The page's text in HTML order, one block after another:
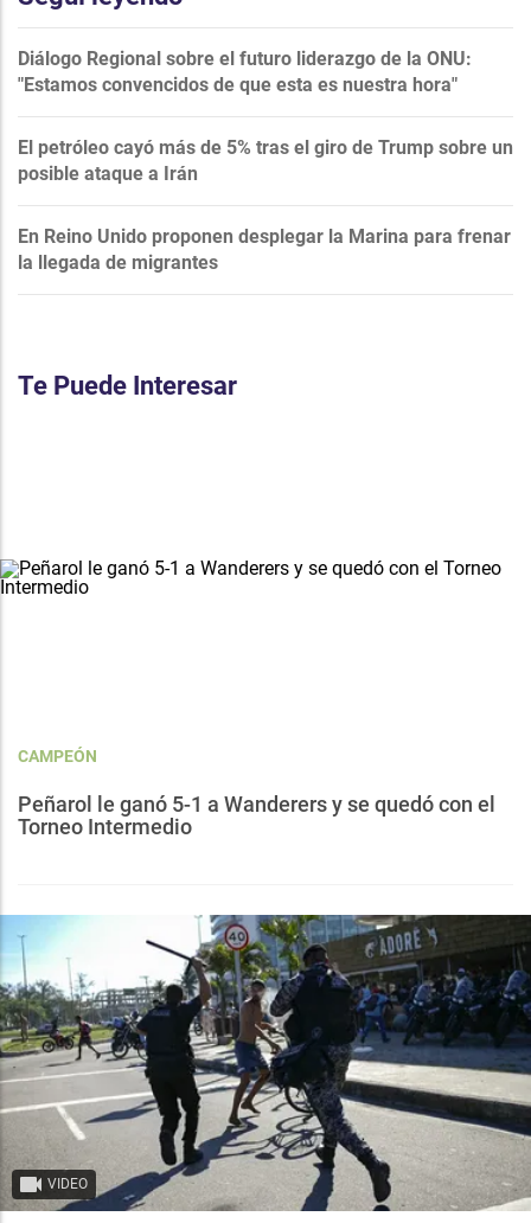
Diálogo Regional sobre el futuro liderazgo de la ONU:
"Estamos convencidos de que esta es nuestra hora"
El petróleo cayó más de 5% tras el giro de Trump sobre un
posible ataque a Irán
En Reino Unido proponen desplegar la Marina para frenar
la llegada de migrantes
Te Puede Interesar
CAMPEÓN
Peñarol le ganó 5-1 a Wanderers y se quedó con el
Torneo Intermedio
VIDEO